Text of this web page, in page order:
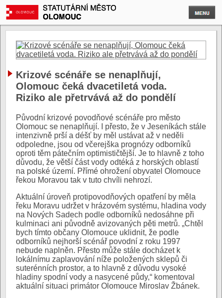
Krizové scénáře se nenaplňují,
Olomouc čeká dvacetiletá voda.
Riziko ale přetrvává až do pondělí
Původní krizové povodňové scénáře pro město
Olomouc se nenaplňují. I přesto, že v Jeseníkách stále
intenzivně prší a déšť by měl ustávat až v neděli
odpoledne, jsou od včerejška prognózy odborníků
oproti těm pátečním optimističtější. Je to hlavně z toho
důvodu, že větší část vody odtéká z horských oblastí
na polské území. Přímé ohrožení obyvatel Olomouce
řekou Moravou tak v tuto chvíli nehrozí.
Aktuální úroveň protipovodňových opatření by měla
řeku Moravu udržet v hrázovém systému, hladina vody
na Nových Sadech podle odborníků nedosáhne při
kulminaci ani původně avizovaných pěti metrů. „Chtěl
bych tímto občany Olomouce uklidnit, že podle
odborníků nejhorší scénář povodní z roku 1997
nebude naplněn. Přesto může stále docházet k
lokálnímu zaplavování níže položených sklepů či
suterénních prostor, a to hlavně z důvodu vysoké
hladiny spodní vody a nasycené půdy,“ komentoval
aktuální situaci primátor Olomouce Miroslav Žbánek.